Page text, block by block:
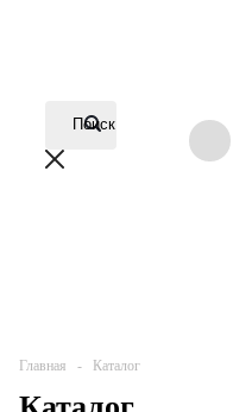
Главная - Каталог